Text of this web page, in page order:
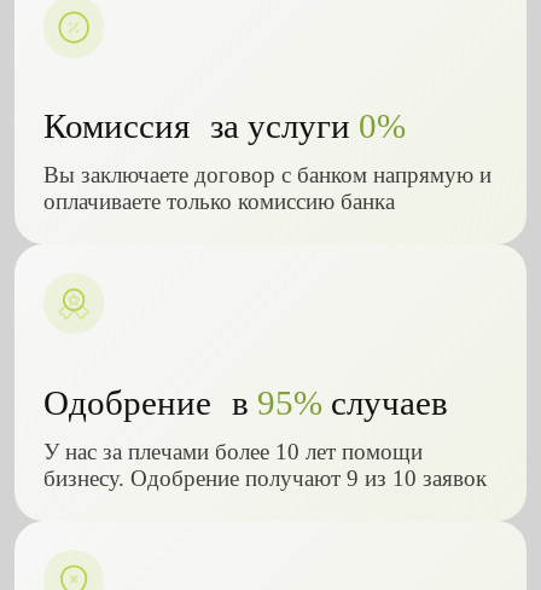
Комиссия за услуги 0%
Вы заключаете договор с банком напрямую и
оплачиваете только комиссию банка
Одобрение в 95%случаев
У нас за плечами более 10 лет помощи
бизнесу. Одобрение получают 9 из 10 заявок